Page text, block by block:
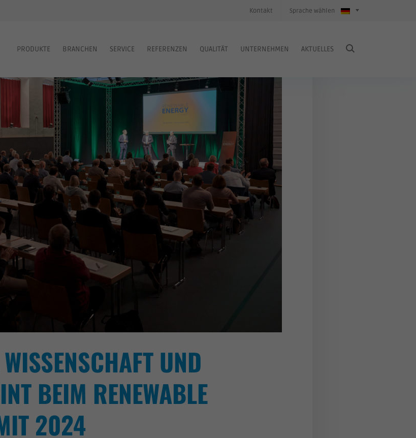
Sprache wählen
Kontakt
PRODUKTE BRANCHEN SERVICE REFERENZEN QUALITÄT UNTERNEHMEN AKTUELLES
UND
BEIM RENEWABLE
2024